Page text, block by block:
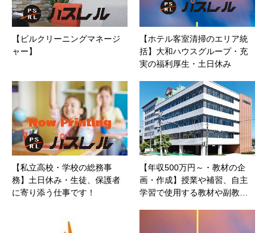
【ビルクリーニングマネージ
ャー】
【ホテル客室清掃のエリア統
括】大和ハウスグループ・充
実の福利厚生・土日休み
【私立高校・学校の総務事
務】土日休み・生徒、保護者
に寄り添う仕事です！
【年収500万円～・教材の企
画・作成】授業や補習、自主
学習で使用する教材や副教…